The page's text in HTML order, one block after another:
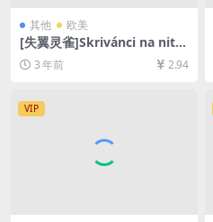
其他 欧美
[失翼灵雀]Skrivánci na niti
(1969)[百度网盘+夸克网盘10
80P超清未删减资源][网盘在
线播放/下载][MP4/6GB][中文
字幕]
3 年前 2.94
VIP